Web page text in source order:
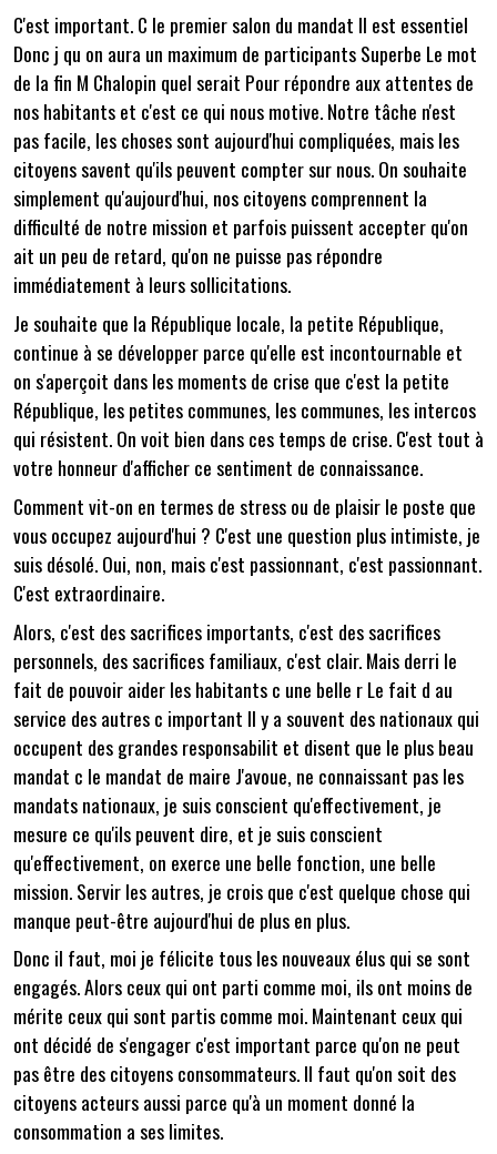
C'est important. C le premier salon du mandat Il est essentiel
Donc j qu on aura un maximum de participants Superbe Le mot
de la fin M Chalopin quel serait Pour répondre aux attentes de
nos habitants et c'est ce qui nous motive. Notre tâche n'est
pas facile, les choses sont aujourd'hui compliquées, mais les
citoyens savent qu'ils peuvent compter sur nous. On souhaite
simplement qu'aujourd'hui, nos citoyens comprennent la
difficulté de notre mission et parfois puissent accepter qu'on
ait un peu de retard, qu'on ne puisse pas répondre
immédiatement à leurs sollicitations.
Je souhaite que la République locale, la petite République,
continue à se développer parce qu'elle est incontournable et
on s'aperçoit dans les moments de crise que c'est la petite
République, les petites communes, les communes, les intercos
qui résistent. On voit bien dans ces temps de crise. C'est tout à
votre honneur d'afficher ce sentiment de connaissance.
Comment vit-on en termes de stress ou de plaisir le poste que
vous occupez aujourd'hui ? C'est une question plus intimiste, je
suis désolé. Oui, non, mais c'est passionnant, c'est passionnant.
C'est extraordinaire.
Alors, c'est des sacrifices importants, c'est des sacrifices
personnels, des sacrifices familiaux, c'est clair. Mais derri le
fait de pouvoir aider les habitants c une belle r Le fait d au
service des autres c important Il y a souvent des nationaux qui
occupent des grandes responsabilit et disent que le plus beau
mandat c le mandat de maire J'avoue, ne connaissant pas les
mandats nationaux, je suis conscient qu'effectivement, je
mesure ce qu'ils peuvent dire, et je suis conscient
qu'effectivement, on exerce une belle fonction, une belle
mission. Servir les autres, je crois que c'est quelque chose qui
manque peut-être aujourd'hui de plus en plus.
Donc il faut, moi je félicite tous les nouveaux élus qui se sont
engagés. Alors ceux qui ont parti comme moi, ils ont moins de
mérite ceux qui sont partis comme moi. Maintenant ceux qui
ont décidé de s'engager c'est important parce qu'on ne peut
pas être des citoyens consommateurs. Il faut qu'on soit des
citoyens acteurs aussi parce qu'à un moment donné la
consommation a ses limites.